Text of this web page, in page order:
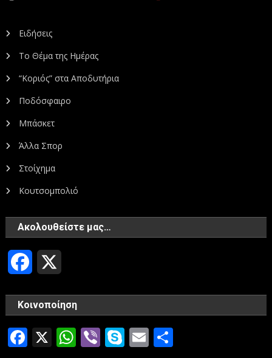
Ειδήσεις
Το Θέμα της Ημέρας
“Κοριός” στα Αποδυτήρια
Ποδόσφαιρο
Μπάσκετ
Άλλα Σπορ
Στοίχημα
Κουτσομπολιό
Ακολουθείστε μας…
Facebook
Κοινοποίηση
Facebook
X WhatsApp
ViberSkype
Email